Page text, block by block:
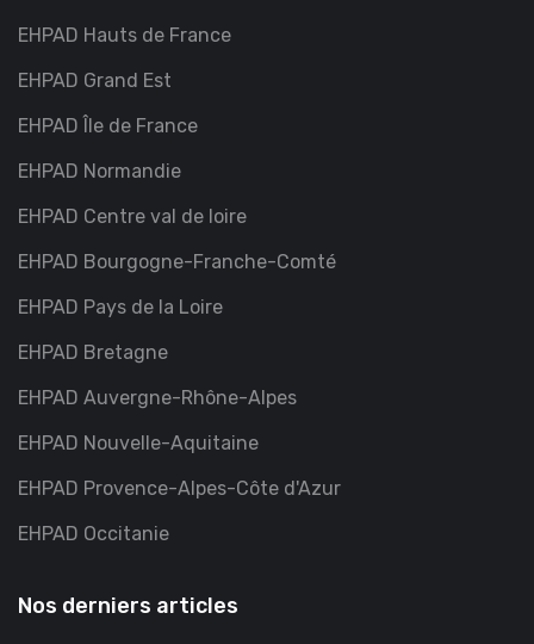
EHPAD Hauts de France
EHPAD Grand Est
EHPAD Île de France
EHPAD Normandie
EHPAD Centre val de loire
EHPAD Bourgogne-Franche-Comté
EHPAD Pays de la Loire
EHPAD Bretagne
EHPAD Auvergne-Rhône-Alpes
EHPAD Nouvelle-Aquitaine
EHPAD Provence-Alpes-Côte d'Azur
EHPAD Occitanie
Nos derniers articles